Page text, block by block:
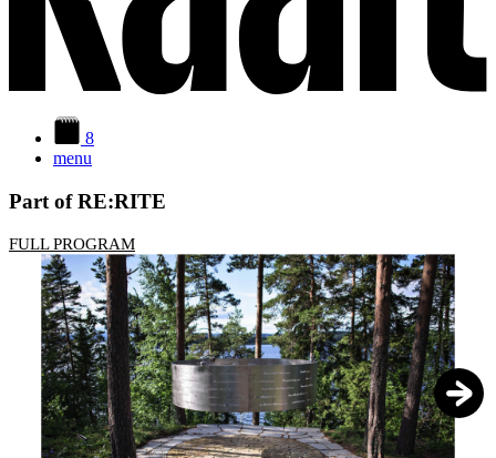
8
menu
Part of RE:RITE
FULL PROGRAM